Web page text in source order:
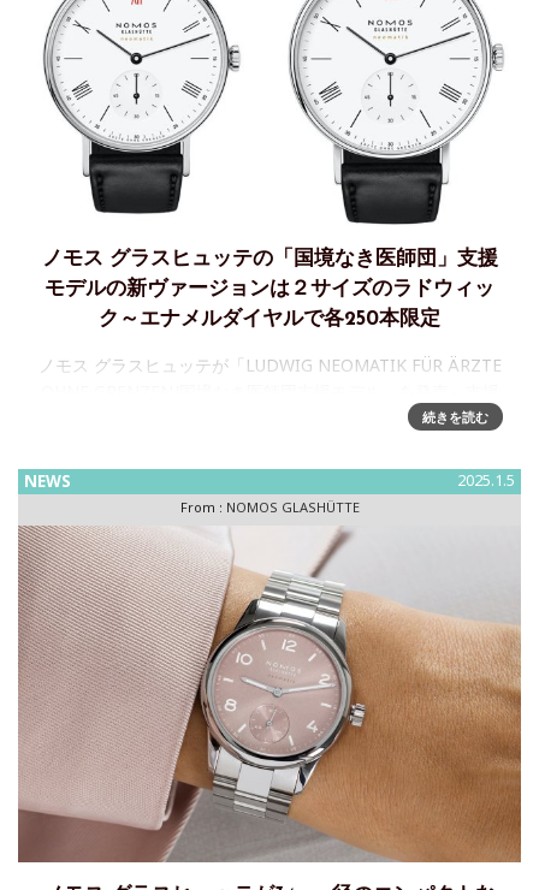
ノモス グラスヒュッテの「国境なき医師団」支援
モデルの新ヴァージョンは２サイズのラドウィッ
ク～エナメルダイヤルで各250本限定
ノモス グラスヒュッテが「LUDWIG NEOMATIK FÜR ÄRZTE
の時ノモス グラスヒュッテは2012年以来、緊急医療団体の国
続きを読む
NEWS 2025.1.5
From : NOMOS GLASHÜTTE